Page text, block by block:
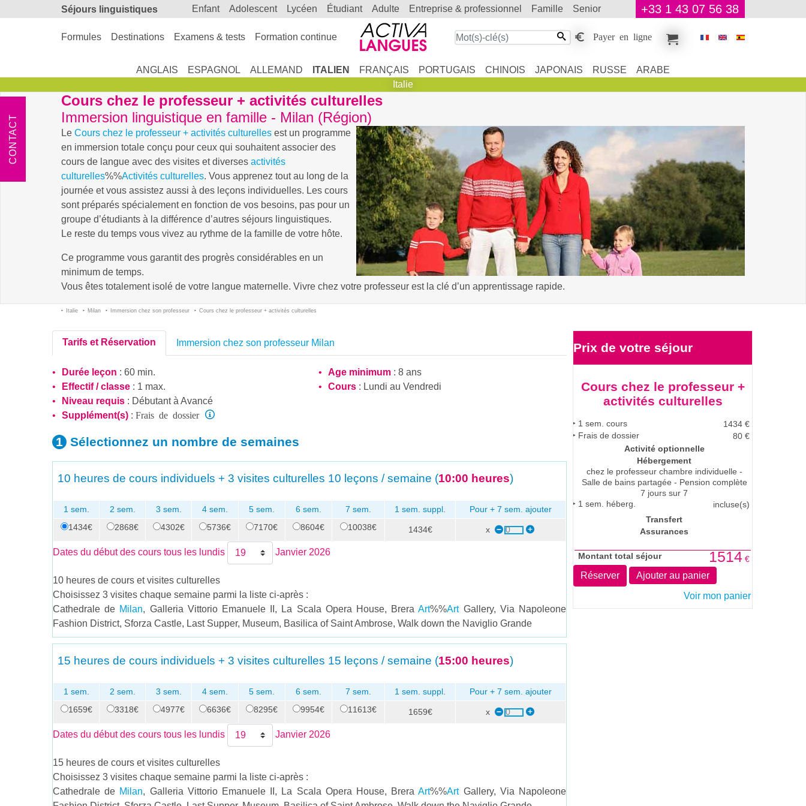
Séjours linguistiques enfant adolescent lycéen étudiant adulte entreprise & professionnel famille senior +33 1 43 07 56 38
Formules Destinations Examens & tests Formation continue Payer en ligne
ANGLAIS ESPAGNOL ALLEMAND ITALIEN FRANÇAIS PORTUGAIS CHINOIS JAPONAIS RUSSE
ARABE
Italie
Cours chez le professeur + activités culturelles
Immersion linguistique en famille - Milan (Région)
Le Cours chez le professeur + activités culturelles est un programme
en immersion totale conçu pour ceux qui souhaitent associer des
cours de langue avec des visites et diverses activités
culturelles%%Activités culturelles. Vous apprenez tout au long de la
journée et vous assistez aussi à des leçons individuelles. Les cours
sont préparés spécialement en fonction de vos besoins, pas pour un
groupe d’étudiants à la différence d’autres séjours linguistiques.
Le reste du temps vous vivez au rythme de la famille de votre hôte.
Ce programme vous garantit des progrès considérables en un
minimum de temps.
Vous êtes totalement isolé de votre langue maternelle. Vivre chez votre professeur est la clé d’un apprentissage rapide.
Italie Milan Immersion chez son professeur Cours chez le professeur + activités culturelles
Tarifs et Réservation Immersion chez son professeur Milan
Durée leçon : 60 min.
Effectif / classe : 1 max.
Niveau requis : Débutantà Avancé
Age minimum : 8 ans
Cours : Lundi au Vendredi
Supplément(s) : Frais de dossier
Sélectionnez un nombre de semaines
10 heures de cours individuels + 3 visites culturelles 10 leçons / semaine (10:00 heures)
1 sem. 2 sem. 3 sem. 4 sem. 5 sem. 6 sem. 7 sem. 1 sem. suppl.
Pour + 7 sem. ajouter
1434€
2868€ 4302€ 5736€ 7170€ 8604€ 10038€ 1434€ x
Dates du début des cours tous les lundis Janvier 2026
10 heures de cours et visites culturelles
Choisissez 3 visites chaque semaine parmi la liste ci-après :
Cathedrale de Milan, Galleria Vittorio Emanuele II, La Scala Opera House, BreraArt%%ArtGallery, Via Napoleone
Fashion District, Sforza Castle, Last Supper, Museum, Basilica of Saint Ambrose, Walk down the Naviglio Grande
15 heures de cours individuels + 3 visites culturelles 15 leçons / semaine (15:00 heures)
1 sem. 2 sem. 3 sem. 4 sem. 5 sem. 6 sem. 7 sem. 1 sem. suppl.
Pour + 7 sem. ajouter
1659€
3318€ 4977€ 6636€ 8295€ 9954€ 11613€ 1659€ x
Dates du début des cours tous les lundis Janvier 2026
15 heures de cours et visites culturelles
Choisissez 3 visites chaque semaine parmi la liste ci-après :
Cathedrale de Milan, Galleria Vittorio Emanuele II, La Scala Opera House, BreraArt%%ArtGallery, Via Napoleone
Prix de votre séjour
Cours chez le professeur +
activités culturelles
1 sem. cours 1434 €
Frais de dossier
80 €
Activité optionnelle
Hébergement
chez le professeur chambre individuelle -
Salle de bains partagée - Pension complète
7 jours sur 7
1 sem. héberg.
incluse(s)
Transfert
Assurances
Montant total séjour 1514 €
Réserver Ajouter au panier
Voir mon panier
CONTACT